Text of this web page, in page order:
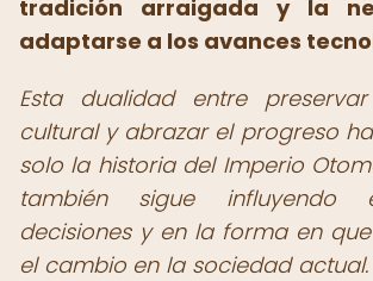
tradición arraigada y la
adaptarse a los avances
Esta dualidad entre
cultural y abrazar el progreso
solo la historia del Imperio
también sigue influyendo
decisiones y en la forma en
el cambio en la sociedad actual.